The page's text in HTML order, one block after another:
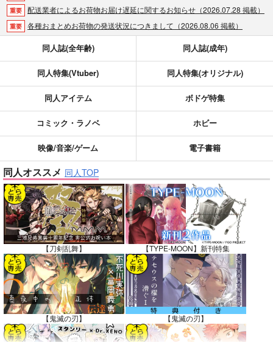
重要 配送業者によるお荷物お届け遅延に関するお知らせ（2026.07.28 掲載）
重要 各種おまとめお荷物の発送状況につきまして（2026.08.06 掲載）
おまとめサイクル「定期便(月2)」一般会員様の利用再開のお知らせ（2026.02.05 掲載）
重要 「とらのあな×駿河屋日本橋乙女同人誌館」通販店頭受取サービス開始のお知らせ（2026.01.05 更新｜2025.12.30 掲載）
【2025/12/1より】「通販ポイント⇒とらコイン変換キャンペーン」終了のお知らせ（2025.11.21 掲載）
個人情報保護方針の改定について（2025.09.19 更新｜2025.08.01 掲載）
重要 ポイント付与・管理体制改定のお知らせ（2024.11.20 掲載）
全てのお知らせを見る
同人誌(全年齢) 同人誌(成年)
同人特集(Vtuber) 同人特集(オリジナル)
同人アイテム ボドゲ特集
コミック・ラノベ ホビー
映像/音楽/ゲーム 電子書籍
同人オススメ 同人TOP
【刀剣乱舞】 【TYPE-MOON】新刊特集
【鬼滅の刃】 【鬼滅の刃】